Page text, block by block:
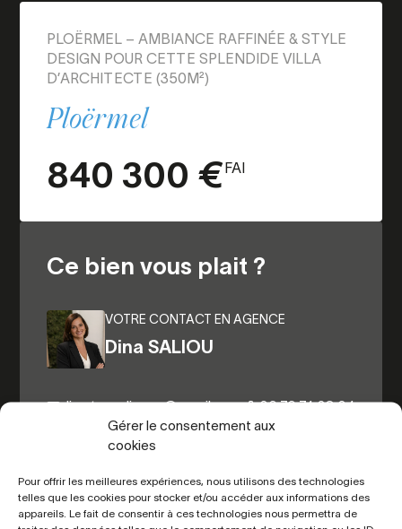
Gérer le consentement aux
cookies
Pour offrir les meilleures expériences, nous utilisons des technologies
telles que les cookies pour stocker et/ou accéder aux informations des
appareils. Le fait de consentir à ces technologies nous permettra de
PLOËRMEL – AMBIANCE RAFFINÉE & STYLE
DESIGN POUR CETTE SPLENDIDE VILLA
D’ARCHITECTE (350M²)
Ploërmel
840 300 €FAI
Ce bien vous plait ?
VOTRE CONTACT EN AGENCE
Dina SALIOU
dina.terredimmo@gmail.com 06.76.74.38.04
Autres biens du même secteur